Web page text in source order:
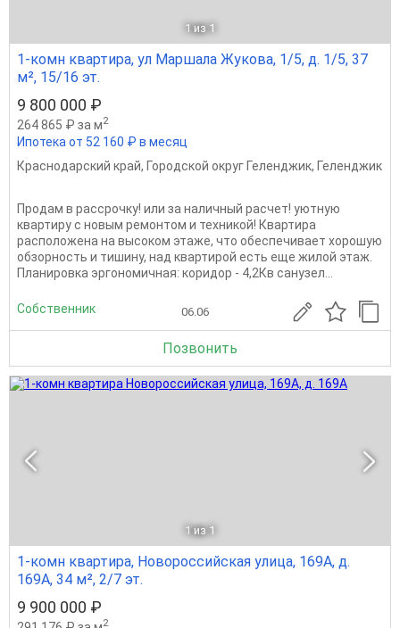
1 из 1
1-комн квартира, ул Маршала Жукова, 1/5, д. 1/5, 37
м², 15/16 эт.
9 800 000 ₽
264 865 ₽ за м2
Ипотека от 52 160 ₽ в месяц
Краснодарский край, Городской округ Геленджик, Геленджик
Продам в рассрочку! или за наличный расчет! уютную
квартиру с новым ремонтом и техникой! Квартира
расположена на высоком этаже, что обеспечивает хорошую
обзорность и тишину, над квартирой есть еще жилой этаж.
Планировка эргономичная: коридор - 4,2Кв санузел...
Собственник 06.06
Позвонить
1 из 1
1-комн квартира, Новороссийская улица, 169А, д.
169А, 34 м², 2/7 эт.
9 900 000 ₽
2